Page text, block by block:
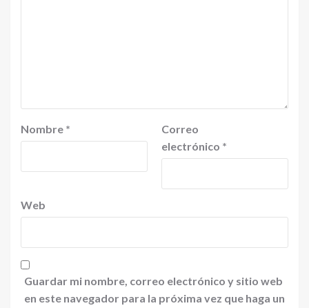
Nombre *
Correo
electrónico *
Web
Guardar mi nombre, correo electrónico y sitio web
en este navegador para la próxima vez que haga un